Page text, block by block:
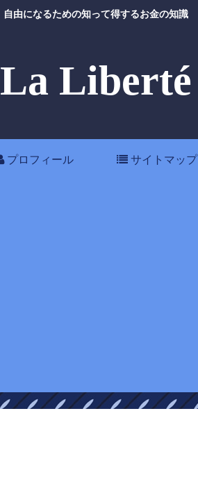
自由になるための知って得するお金の知識
La Liberté
プロフィール サイトマップ